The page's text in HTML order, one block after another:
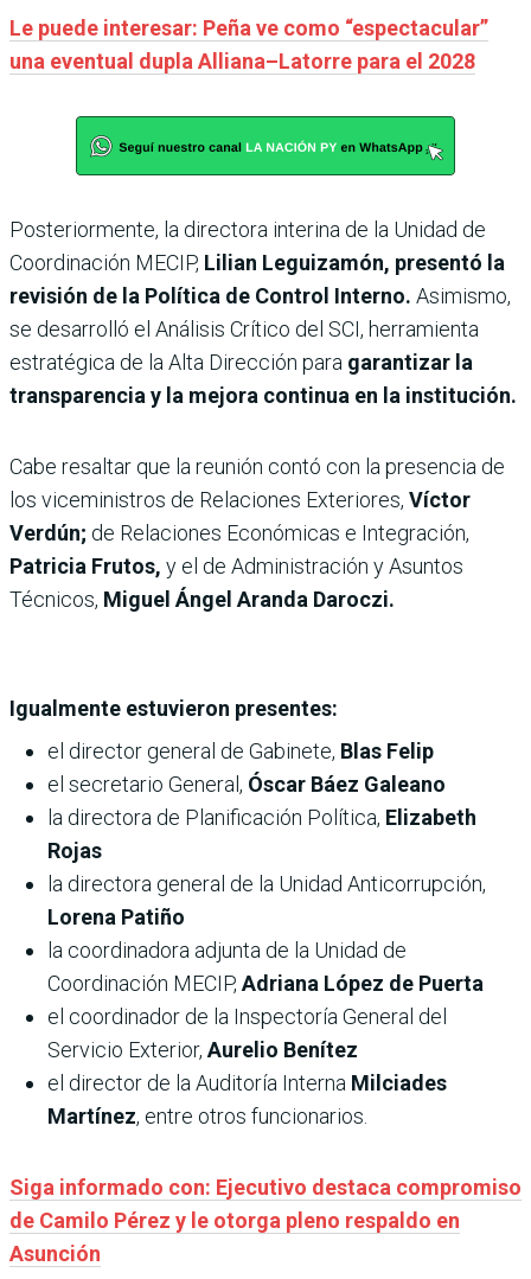
Le puede interesar: Peña ve como “espectacular”
una eventual dupla Alliana–Latorre para el 2028
Posteriormente, la directora interina de la Unidad de
Coordinación MECIP, Lilian Leguizamón, presentó la
revisión de la Política de Control Interno. Asimismo,
se desarrolló el Análisis Crítico del SCI, herramienta
estratégica de la Alta Dirección para garantizar la
transparencia y la mejora continua en la institución.
Cabe resaltar que la reunión contó con la presencia de
los viceministros de Relaciones Exteriores, Víctor
Verdún; de Relaciones Económicas e Integración,
Patricia Frutos, y el de Administración y Asuntos
Técnicos, Miguel Ángel Aranda Daroczi.
Igualmente estuvieron presentes:
el director general de Gabinete, Blas Felip
el secretario General, Óscar Báez Galeano
la directora de Planificación Política, Elizabeth
Rojas
la directora general de la Unidad Anticorrupción,
Lorena Patiño
la coordinadora adjunta de la Unidad de
Coordinación MECIP, Adriana López de Puerta
el coordinador de la Inspectoría General del
Servicio Exterior, Aurelio Benítez
el director de la Auditoría Interna Milciades
Martínez, entre otros funcionarios.
Siga informado con: Ejecutivo destaca compromiso
de Camilo Pérez y le otorga pleno respaldo en
Asunción